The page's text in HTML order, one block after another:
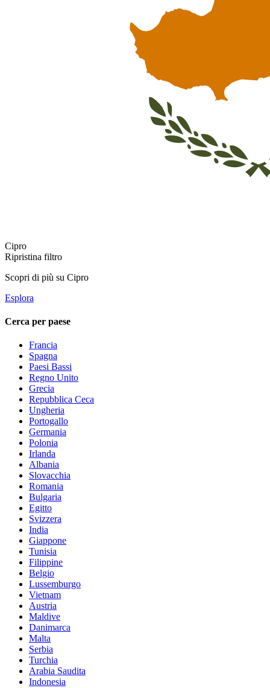
Cipro
Ripristina filtro
Scopri di più su Cipro
Esplora
Cerca per paese
Francia
Spagna
Paesi Bassi
Regno Unito
Grecia
Repubblica Ceca
Ungheria
Portogallo
Germania
Polonia
Irlanda
Albania
Slovacchia
Romania
Bulgaria
Egitto
Svizzera
India
Giappone
Tunisia
Filippine
Belgio
Lussemburgo
Vietnam
Austria
Maldive
Danimarca
Malta
Serbia
Turchia
Arabia Saudita
Indonesia